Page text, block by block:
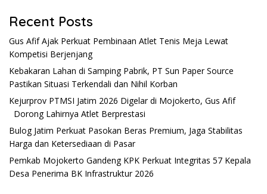
Recent Posts
Gus Afif Ajak Perkuat Pembinaan Atlet Tenis Meja Lewat
Kompetisi Berjenjang
Kebakaran Lahan di Samping Pabrik, PT Sun Paper Source
Pastikan Situasi Terkendali dan Nihil Korban
Kejurprov PTMSI Jatim 2026 Digelar di Mojokerto, Gus Afif
Dorong Lahirnya Atlet Berprestasi
Bulog Jatim Perkuat Pasokan Beras Premium, Jaga Stabilitas
Harga dan Ketersediaan di Pasar
Pemkab Mojokerto Gandeng KPK Perkuat Integritas 57 Kepala
Desa Penerima BK Infrastruktur 2026